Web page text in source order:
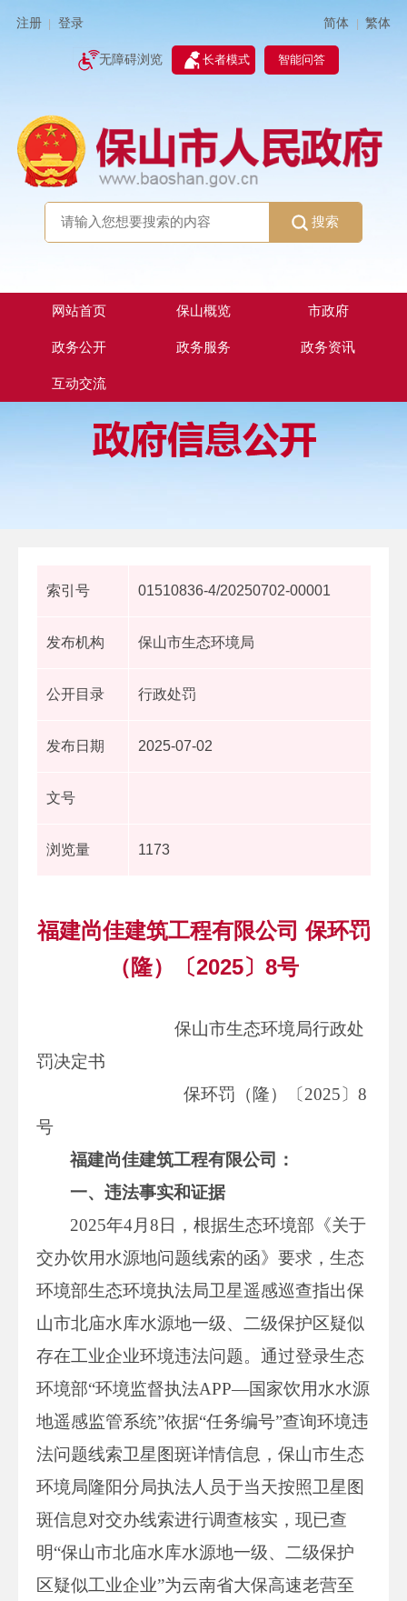
注册 登录 简体 | 繁体
无障碍浏览 长者模式 智能问答
搜索
网站首页 保山概览 市政府
政务公开 政务服务 政务资讯
互动交流
索引号 01510836-4/20250702-00001
发布机构 保山市生态环境局
公开目录 行政处罚
发布日期 2025-07-02
文号
浏览量 1173
福建尚佳建筑工程有限公司 保环罚
（隆）〔2025〕8号
保山市生态环境局行政处
罚决定书
保环罚（隆）〔2025〕8
号
福建尚佳建筑工程有限公司 ：
一、违法事实和证据
2025年4月8日，根据生态环境部《关于
交办饮用水源地问题线索的函》要求，生态
环境部生态环境执法局卫星遥感巡查指出保
山市北庙水库水源地一级、二级保护区疑似
存在工业企业环境违法问题。通过登录生态
环境部“环境监督执法APP—国家饮用水水源
地遥感监管系统”依据“任务编号”查询环境违
法问题线索卫星图斑详情信息，保山市生态
环境局隆阳分局执法人员于当天按照卫星图
斑信息对交办线索进行调查核实，现已查
明“保山市北庙水库水源地一级、二级保护
区疑似工业企业”为云南省大保高速老营至